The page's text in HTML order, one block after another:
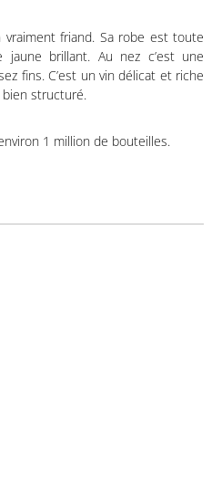
friand. Sa robe est toute
brillant. Au nez c’est une
fins. C’est un vin délicat et riche
structuré.
1 million de bouteilles.